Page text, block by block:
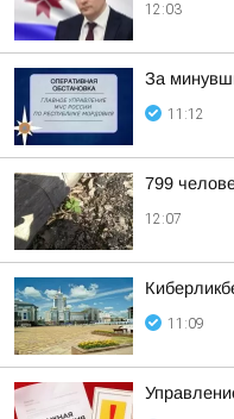
12:03
За
11:12
799
12:07
11:09